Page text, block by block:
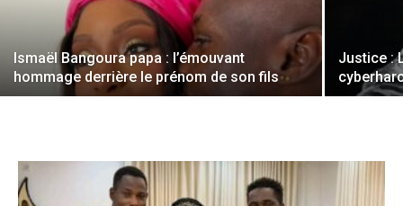
Ismaël Bangoura papa : l’émouvant
hommage derrière le prénom de son fils
Justice :